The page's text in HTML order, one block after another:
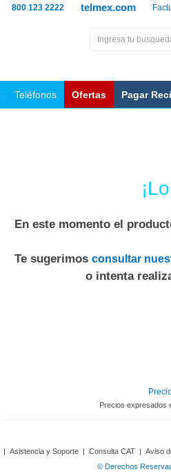
telmex.com
800 123 2222
Teléfonos Ofertas Pagar
En este momento el
Te sugerimos consultar
o intenta
Precios expresados
| Asistencia y Soporte | Consulta CAT | Aviso
© Derechos